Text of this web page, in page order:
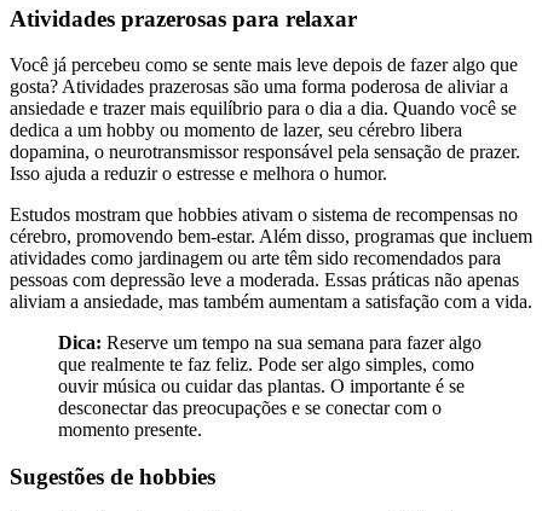
Atividades prazerosas para relaxar
Você já percebeu como se sente mais leve depois de fazer algo que
gosta? Atividades prazerosas são uma forma poderosa de aliviar a
ansiedade e trazer mais equilíbrio para o dia a dia. Quando você se
dedica a um hobby ou momento de lazer, seu cérebro libera
dopamina, o neurotransmissor responsável pela sensação de prazer.
Isso ajuda a reduzir o estresse e melhora o humor.
Estudos mostram que hobbies ativam o sistema de recompensas no
cérebro, promovendo bem-estar. Além disso, programas que incluem
atividades como jardinagem ou arte têm sido recomendados para
pessoas com depressão leve a moderada. Essas práticas não apenas
aliviam a ansiedade, mas também aumentam a satisfação com a vida.
Dica: Reserve um tempo na sua semana para fazer algo
que realmente te faz feliz. Pode ser algo simples, como
ouvir música ou cuidar das plantas. O importante é se
desconectar das preocupações e se conectar com o
momento presente.
Sugestões de hobbies